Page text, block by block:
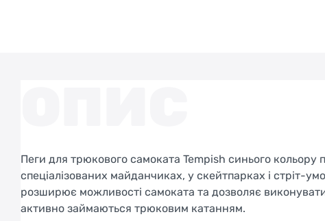
Пеги для трюкового самоката Tempish синього кольору
спеціалізованих майданчиках, у скейтпарках і стріт-
розширює можливості самоката та дозволяє виконувати
активно займаються трюковим катанням.